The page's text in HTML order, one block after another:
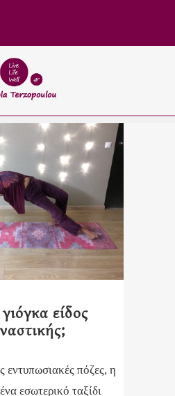
είδος
εντυπωσιακές πόζες, η
εσωτερικό ταξίδι